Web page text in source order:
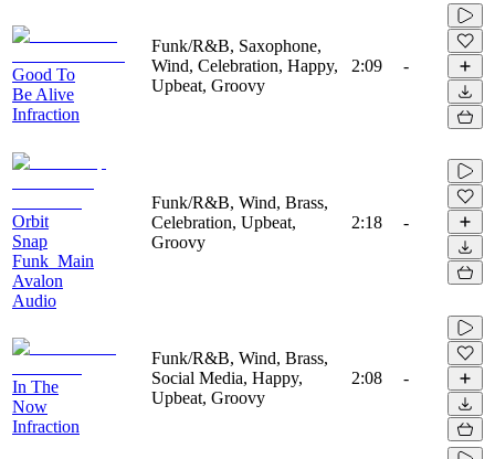
Good To
Be Alive
Infraction
Funk/R&B, Saxophone,
Wind, Celebration, Happy,
Upbeat, Groovy
2:09 -
Orbit
Snap
Funk_Main
Avalon
Audio
Funk/R&B, Wind, Brass,
Celebration, Upbeat,
Groovy
2:18 -
In The
Now
Infraction
Funk/R&B, Wind, Brass,
Social Media, Happy,
Upbeat, Groovy
2:08 -